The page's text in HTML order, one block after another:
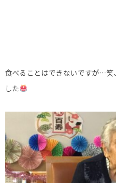
食べることはできないですが…笑
した